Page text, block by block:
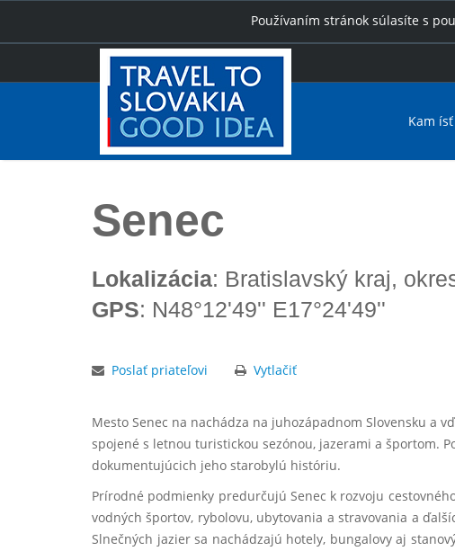
Používaním stránok súlasíte s
Kam ísť
Úvod Senec
Senec
Lokalizácia: Bratislavský kraj,
GPS: N48°12'49'' E17°24'49''
Poslať priateľovi Vytlačiť
Mesto Senec na nachádza na juhozápadnom Slovensku a
spojené s letnou turistickou sezónou, jazerami a športom.
dokumentujúcich jeho starobylú históriu.
Prírodné podmienky predurčujú Senec k rozvoju
vodných športov, rybolovu, ubytovania a stravovania a
Slnečných jazier sa nachádzajú hotely, bungalovy aj